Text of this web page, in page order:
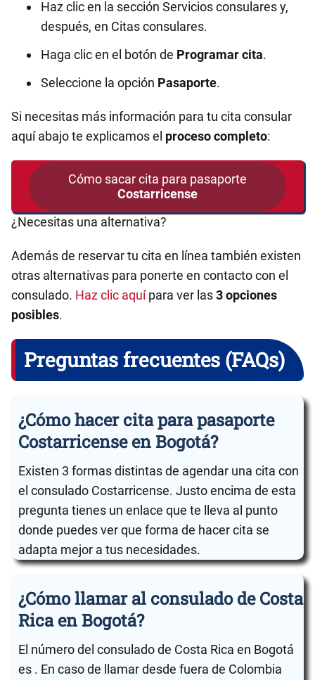
Haz clic en la sección Servicios consulares y,
después, en Citas consulares.
Haga clic en el botón de Programar cita.
Seleccione la opción Pasaporte.
Si necesitas más información para tu cita consular
aquí abajo te explicamos el proceso completo:
Cómo sacar cita para pasaporte
Costarricense
¿Necesitas una alternativa?
Además de reservar tu cita en línea también existen
otras alternativas para ponerte en contacto con el
consulado. Haz clic aquípara ver las3 opciones
posibles.
Preguntas frecuentes (FAQs)
¿Cómo hacer cita para pasaporte
Costarricense en Bogotá?
Existen 3 formas distintas de agendar una cita con
el consulado Costarricense. Justo encima de esta
pregunta tienes un enlace que te lleva al punto
donde puedes ver que forma de hacer cita se
adapta mejor a tus necesidades.
¿Cómo llamar al consulado de Costa
Rica en Bogotá?
El número del consulado de Costa Rica en Bogotá
es . En caso de llamar desde fuera de Colombia